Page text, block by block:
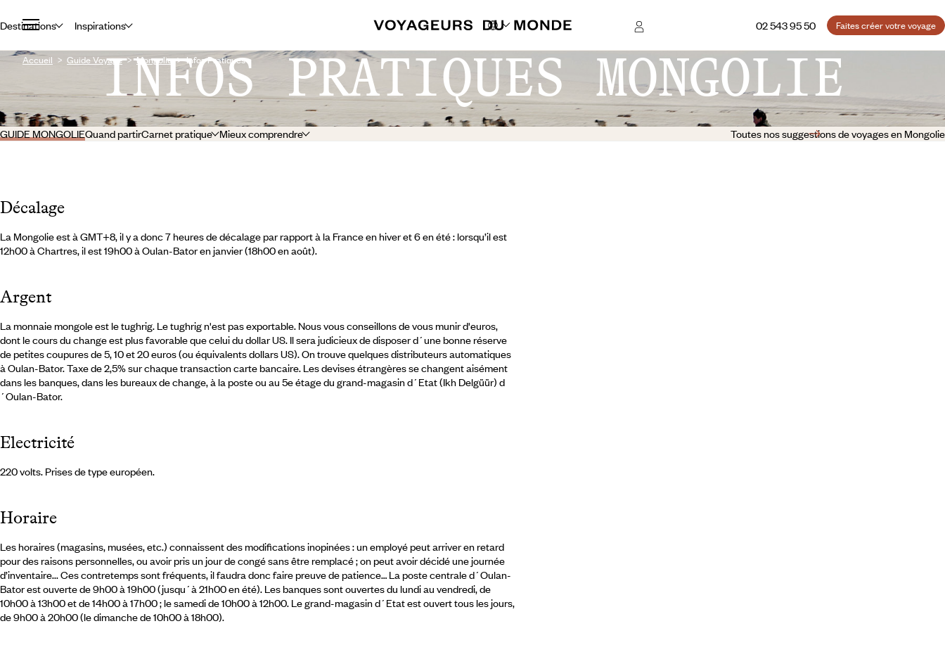
Destinations Inspirations 02 543 95 50 Faites créer votre voyage
Accueil Guide Voyage Mongolie Infos Pratiques
INFOS PRATIQUES MONGOLIE
GUIDE MONGOLIEQuand partirCarnet pratique Mieux comprendre Toutes nos suggestions de voyages en Mongolie
Décalage
La Mongolie est à GMT+8, il y a donc 7 heures de décalage par rapport à la France en hiver et 6 en été : lorsqu’il est
12h00 à Chartres, il est 19h00 à Oulan-Bator en janvier (18h00 en août).
Argent
La monnaie mongole est le tughrig. Le tughrig n'est pas exportable. Nous vous conseillons de vous munir d'euros,
dont le cours du change est plus favorable que celui du dollar US. Il sera judicieux de disposer d´une bonne réserve
de petites coupures de 5, 10 et 20 euros (ou équivalents dollars US). On trouve quelques distributeurs automatiques
à Oulan-Bator. Taxe de 2,5% sur chaque transaction carte bancaire. Les devises étrangères se changent aisément
dans les banques, dans les bureaux de change, à la poste ou au 5e étage du grand-magasin d´Etat (Ikh Delgüür) d
´Oulan-Bator.
Electricité
220 volts. Prises de type européen.
Horaire
Les horaires (magasins, musées, etc.) connaissent des modifications inopinées : un employé peut arriver en retard
pour des raisons personnelles, ou avoir pris un jour de congé sans être remplacé ; on peut avoir décidé une journée
d’inventaire... Ces contretemps sont fréquents, il faudra donc faire preuve de patience… La poste centrale d´Oulan-
Bator est ouverte de 9h00 à 19h00 (jusqu´à 21h00 en été). Les banques sont ouvertes du lundi au vendredi, de
10h00 à 13h00 et de 14h00 à 17h00 ; le samedi de 10h00 à 12h00. Le grand-magasin d´Etat est ouvert tous les jours,
de 9h00 à 20h00 (le dimanche de 10h00 à 18h00).